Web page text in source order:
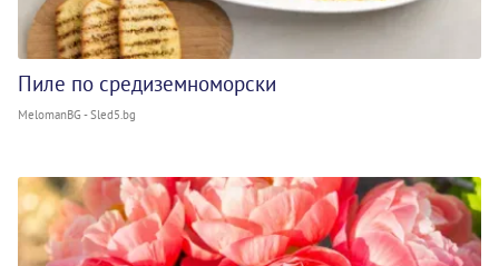
Пиле по средиземноморски
MelomanBG - Sled5.bg